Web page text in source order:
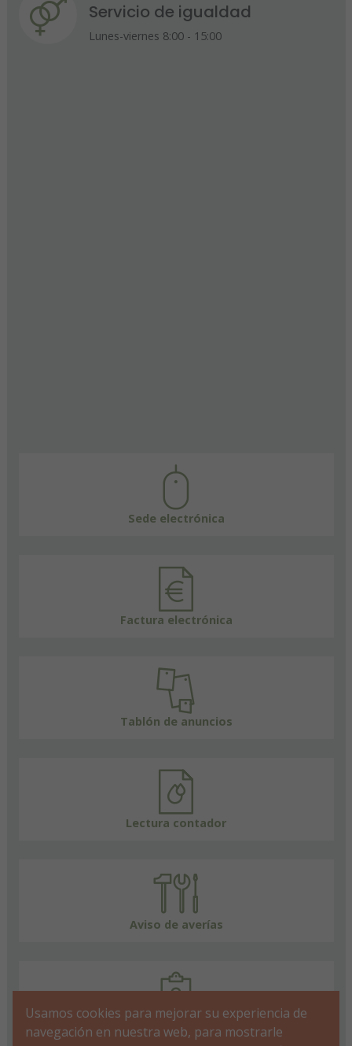
Servicio de igualdad
Lunes-viernes 8:00 - 15:00
Sede electrónica
Factura electrónica
Tablón de anuncios
Lectura contador
Aviso de averías
FAQs
Usamos cookies para mejorar su experiencia de
navegación en nuestra web, para mostrarle